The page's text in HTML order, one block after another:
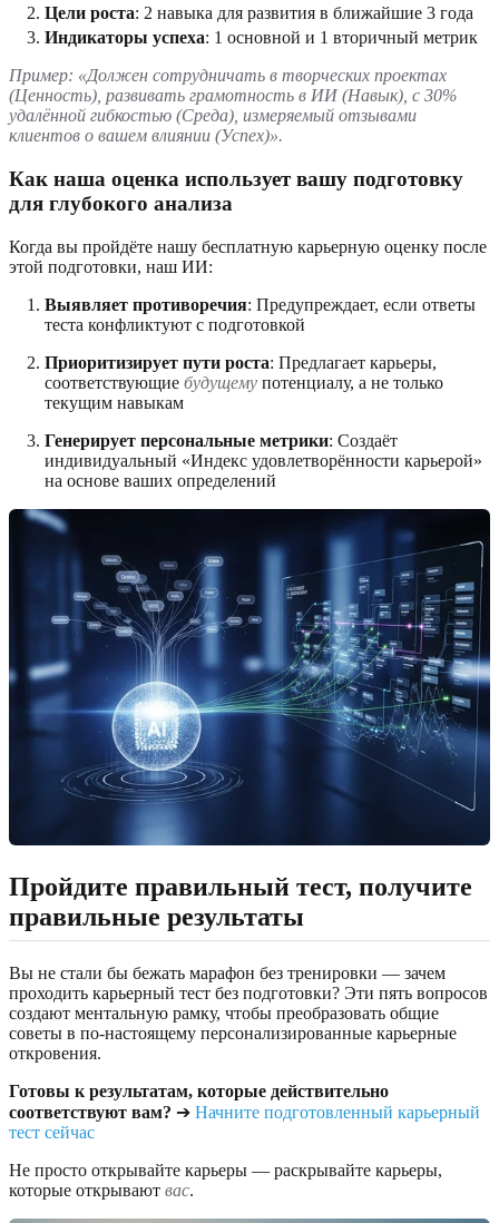
Цели роста: 2 навыка для развития в ближайшие 3 года
Индикаторы успеха: 1 основной и 1 вторичный метрик
Пример: «Должен сотрудничать в творческих проектах
(Ценность), развивать грамотность в ИИ (Навык), с 30%
удалённой гибкостью (Среда), измеряемый отзывами
клиентов о вашем влиянии (Успех)».
Как наша оценка использует вашу подготовку
для глубокого анализа
Когда вы пройдёте нашу бесплатную карьерную оценку после
этой подготовки, наш ИИ:
Выявляет противоречия: Предупреждает, если ответы
теста конфликтуют с подготовкой
Приоритизирует пути роста: Предлагает карьеры,
соответствующие будущему потенциалу, а не только
текущим навыкам
Генерирует персональные метрики: Создаёт
индивидуальный «Индекс удовлетворённости карьерой»
на основе ваших определений
Пройдите правильный тест, получите
правильные результаты
Вы не стали бы бежать марафон без тренировки — зачем
проходить карьерный тест без подготовки? Эти пять вопросов
создают ментальную рамку, чтобы преобразовать общие
советы в по-настоящему персонализированные карьерные
откровения.
Готовы к результатам, которые действительно
соответствуют вам? ➔ Начните подготовленный карьерный
тест сейчас
Не просто открывайте карьеры — раскрывайте карьеры,
которые открывают вас.